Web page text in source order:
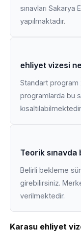
sınavları Sakarya
yapılmaktadır.
ehliyet vizesi
Standart program
programlarda bu
Teorik sınavda
Belirli bekleme
girebilirsiniz.
verilmektedir.
Karasu ehliyet